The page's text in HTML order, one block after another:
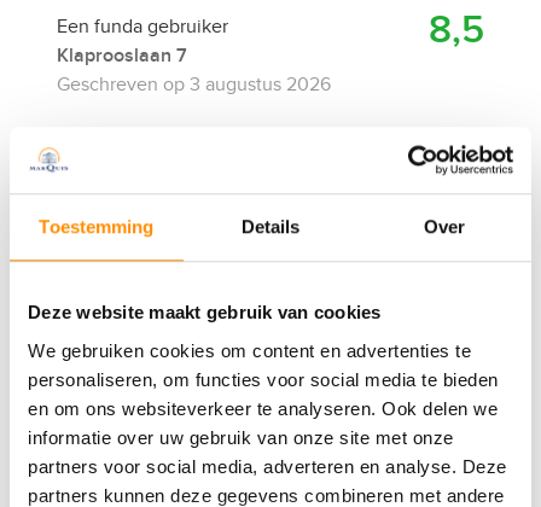
Toestemming Details Over
Deze website maakt gebruik van cookies
We gebruiken cookies om content en advertenties te
personaliseren, om functies voor social media te bieden
en om ons websiteverkeer te analyseren. Ook delen we
informatie over uw gebruik van onze site met onze
partners voor social media, adverteren en analyse. Deze
partners kunnen deze gegevens combineren met andere